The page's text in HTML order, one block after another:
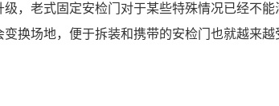
，老式固定安检门对于某些特殊情况已经不
换场地，便于拆装和携带的安检门也就越来